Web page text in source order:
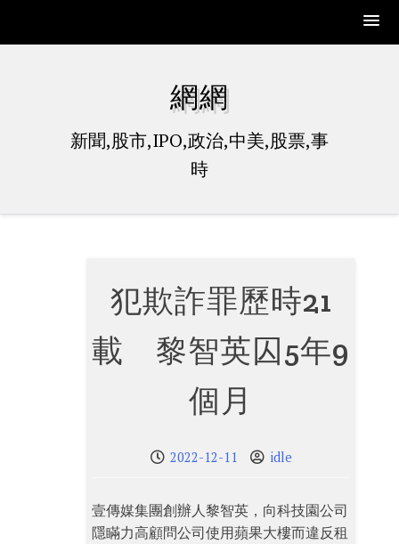
網網
新聞,股市,IPO,政治,中美,股票,事
時
犯欺詐罪歷時21
載 黎智英囚5年9
個月
2022-12-11 idle
壹傳媒集團創辦人黎智英，向科技園公司
隱瞞力高顧問公司使用蘋果大樓而違反租